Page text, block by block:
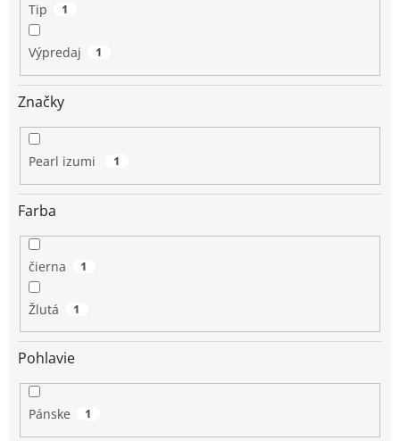
Tip 1
Výpredaj 1
Značky
Pearl izumi 1
Farba
čierna 1
Žlutá 1
Pohlavie
Pánske 1